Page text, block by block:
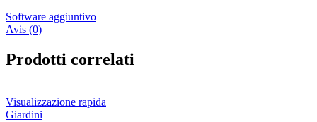
Software aggiuntivo
Avis (0)
Prodotti correlati
Visualizzazione rapida
Giardini